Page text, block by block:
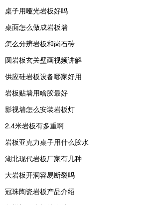
桌子用哑光岩板好吗
桌面怎么做成岩板墙
怎么分辨岩板和岗石砖
圆岩板玄关壁画视频讲解
供应硅岩板设备哪家好用
岩板贴墙用啥胶最好
影视墙怎么安装岩板灯
2.4米岩板有多重啊
岩板亚克力桌子用什么胶水
湖北现代岩板厂家有几种
大岩板开洞容易断裂吗
冠珠陶瓷岩板产品介绍